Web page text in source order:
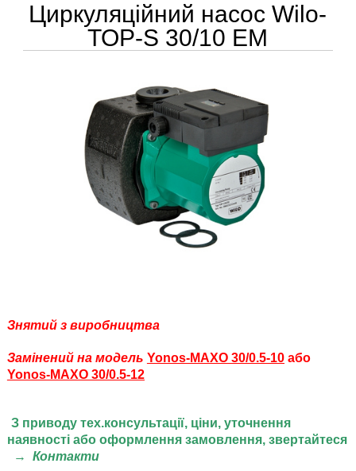
Циркуляційний насос Wilo-
TOP-S 30/10 EM
Знятий з виробництва
Замінений на модель Yonos-MAXO 30/0.5-10або
Yonos-MAXO 30/0.5-12
З приводу тех.консультації, ціни, уточнення
наявності або оформлення замовлення, звертайтеся
→
Контакти